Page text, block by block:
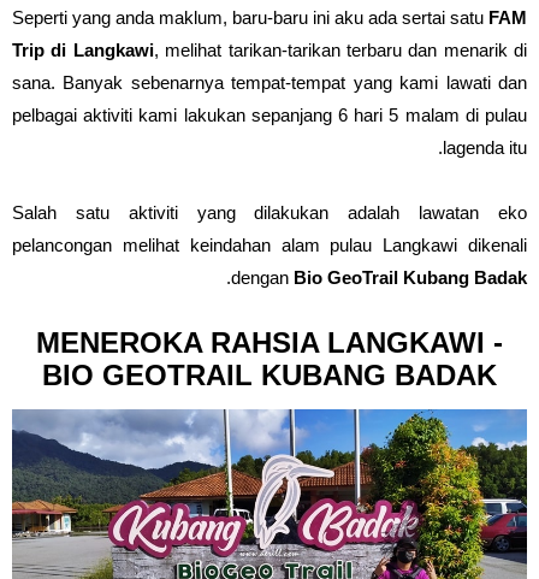
Seperti yang anda maklum, baru-baru ini aku ada sertai satu FAM
Trip di Langkawi, melihat tarikan-tarikan terbaru dan menarik di
sana. Banyak sebenarnya tempat-tempat yang kami lawati dan
pelbagai aktiviti kami lakukan sepanjang 6 hari 5 malam di pulau
lagenda itu.
Salah satu aktiviti yang dilakukan adalah lawatan eko
pelancongan melihat keindahan alam pulau Langkawi dikenali
dengan Bio GeoTrail Kubang Badak
.
MENEROKA RAHSIA LANGKAWI -
BIO GEOTRAIL KUBANG BADAK